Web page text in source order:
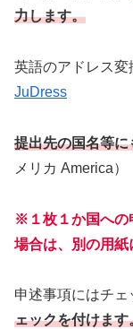
力します。
英語のアドレス変
JuDress
提出先の国名等
メリカ America）
※１枚１か国への
場合は、別の用紙
申述事項にはチェ
ェックを付けます